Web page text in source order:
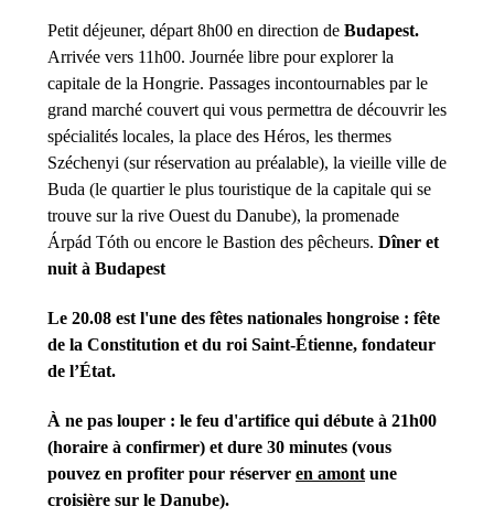
Petit déjeuner, départ 8h00 en direction de Budapest.
Arrivée vers 11h00. Journée libre pour explorer la
capitale de la Hongrie. Passages incontournables par le
grand marché couvert qui vous permettra de découvrir les
spécialités locales, la place des Héros, les thermes
Széchenyi (sur réservation au préalable), la vieille ville de
Buda (le quartier le plus touristique de la capitale qui se
trouve sur la rive Ouest du Danube), la promenade
Árpád Tóth ou encore le Bastion des pêcheurs. Dîner et
nuit à Budapest
Le 20.08 est l'une des fêtes nationales hongroise : fête
de la Constitution et du roi Saint-Étienne, fondateur
de l’État.
À ne pas louper : le feu d'artifice qui débute à 21h00
(horaire à confirmer) et dure 30 minutes (vous
pouvez en profiter pour réserver en amont une
croisière sur le Danube).